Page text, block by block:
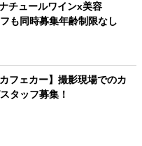
チュールワインx美容
も同時募集年齢制限なし
フェカー】撮影現場でのカ
タッフ募集！